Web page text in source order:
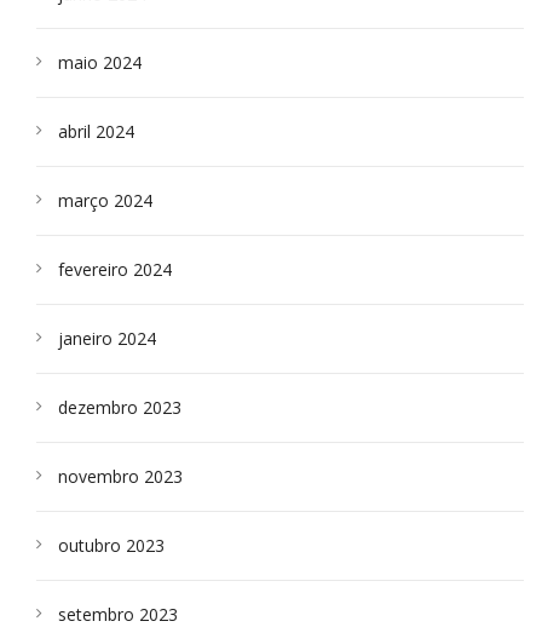
maio 2024
abril 2024
março 2024
fevereiro 2024
janeiro 2024
dezembro 2023
novembro 2023
outubro 2023
setembro 2023